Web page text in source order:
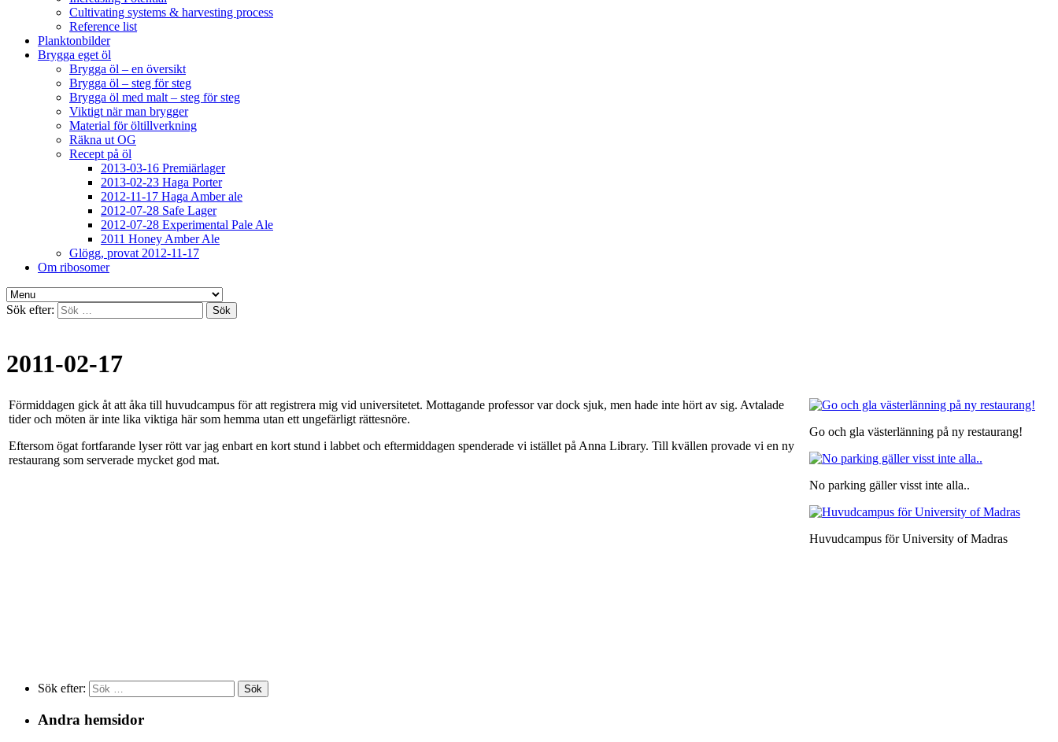
Cultivating systems & harvesting process
Reference list
Planktonbilder
Brygga eget öl
Brygga öl – en översikt
Brygga öl – steg för steg
Brygga öl med malt – steg för steg
Viktigt när man brygger
Material för öltillverkning
Räkna ut OG
Recept på öl
2013-03-16 Premiärlager
2013-02-23 Haga Porter
2012-11-17 Haga Amber ale
2012-07-28 Safe Lager
2012-07-28 Experimental Pale Ale
2011 Honey Amber Ale
Glögg, provat 2012-11-17
Om ribosomer
Sök efter:
2011-02-17
Förmiddagen gick åt att åka till huvudcampus för att registrera mig vid universitetet. Mottagande professor var dock sjuk, men hade inte hört av sig. Avtalade
tider och möten är inte lika viktiga här som hemma utan ett ungefärligt rättesnöre.
Eftersom ögat fortfarande lyser rött var jag enbart en kort stund i labbet och eftermiddagen spenderade vi istället på Anna Library. Till kvällen provade vi en ny
restaurang som serverade mycket god mat.
Go och gla västerlänning på ny restaurang!
No parking gäller visst inte alla..
Huvudcampus för University of Madras
Sök efter:
Andra hemsidor